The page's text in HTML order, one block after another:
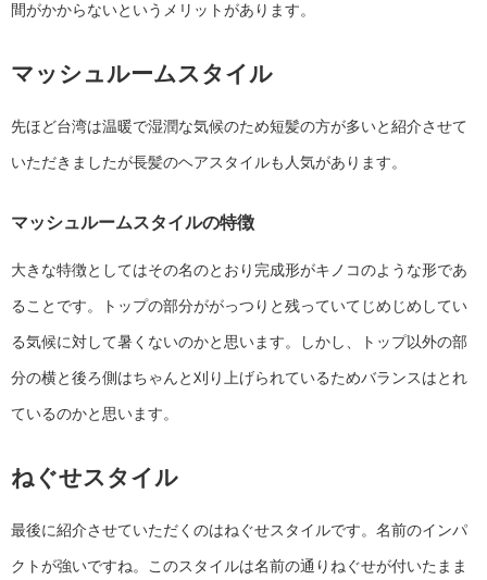
間がかからないというメリットがあります。
マッシュルームスタイル
先ほど台湾は温暖で湿潤な気候のため短髪の方が多いと紹介させて
いただきましたが長髪のヘアスタイルも人気があります。
マッシュルームスタイルの特徴
大きな特徴としてはその名のとおり完成形がキノコのような形であ
ることです。トップの部分ががっつりと残っていてじめじめしてい
る気候に対して暑くないのかと思います。しかし、トップ以外の部
分の横と後ろ側はちゃんと刈り上げられているためバランスはとれ
ているのかと思います。
ねぐせスタイル
最後に紹介させていただくのはねぐせスタイルです。名前のインパ
クトが強いですね。このスタイルは名前の通りねぐせが付いたまま